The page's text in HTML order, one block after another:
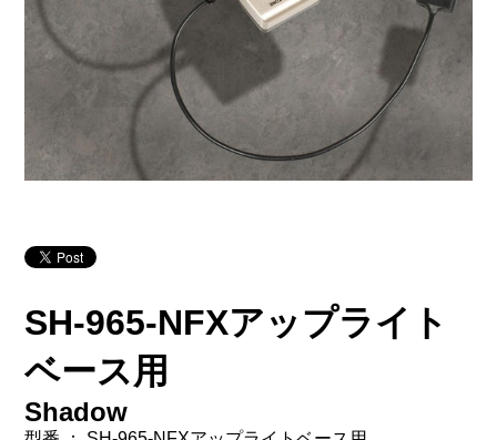
SH-965-NFXアップライト
ベース用
Shadow